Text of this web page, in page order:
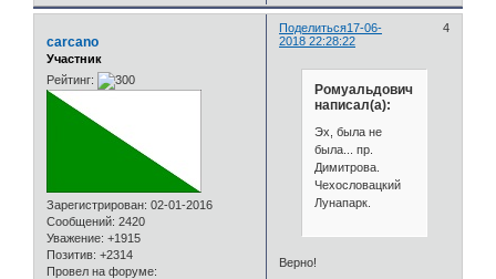
Поделиться 4
17-06-
2018 22:28:22
carcano
Участник
Рейтинг:
Зарегистрирован: 02-01-2016
Сообщений: 2420
Уважение: +1915
Позитив: +2314
Провел на форуме:
Ромуальдович
написал(а):
Эх, была не
была... пр.
Димитрова.
Чехословацкий
Лунапарк.
Верно!